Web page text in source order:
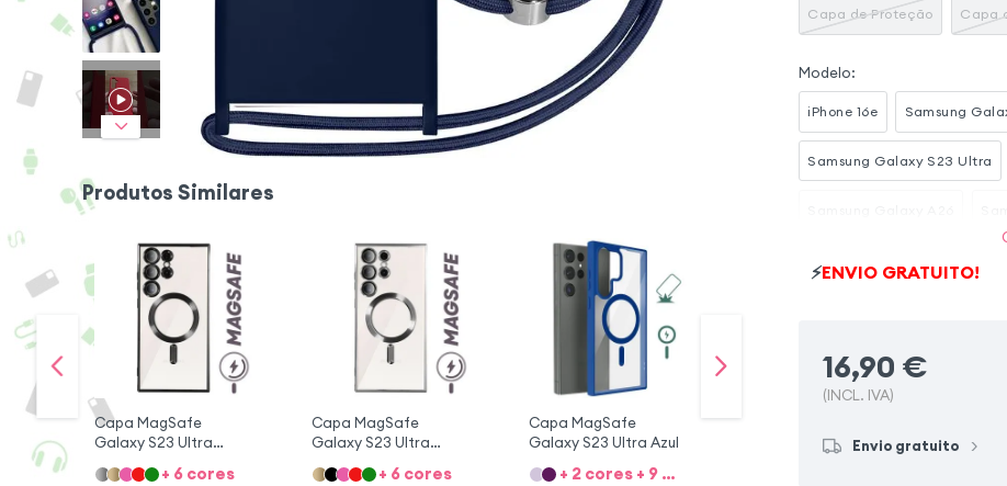
Produtos Similares
Capa MagSafe
Galaxy S23 Ultra
Preto
+ 6 cores
Capa MagSafe
Galaxy S23 Ultra
Prateado
+ 6 cores
Capa MagSafe
Galaxy S23 Ultra Azul
+ 2 cores + 9 Opções
S23 Ultra 360°
S23
Capa de Proteção Capa
Modelo:
iPhone 16e Samsung
Samsung Galaxy S23 Ultra
⚡ENVIO GRATUITO!
16,90 €
(INCL. IVA)
Envio gratuito